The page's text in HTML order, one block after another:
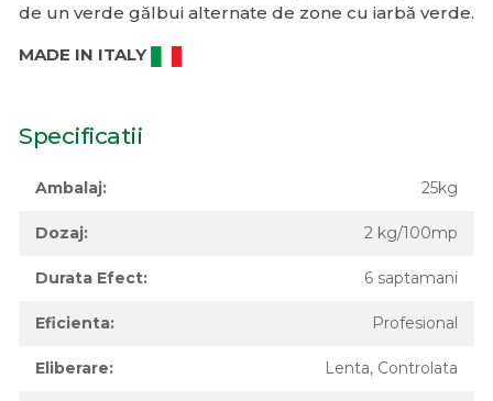
de un verde gălbui alternate de zone cu iarbă verde.
MADE IN ITALY
Specificatii
Ambalaj: 25kg
Dozaj: 2 kg/100mp
Durata Efect: 6 saptamani
Eficienta: Profesional
Eliberare: Lenta, Controlata